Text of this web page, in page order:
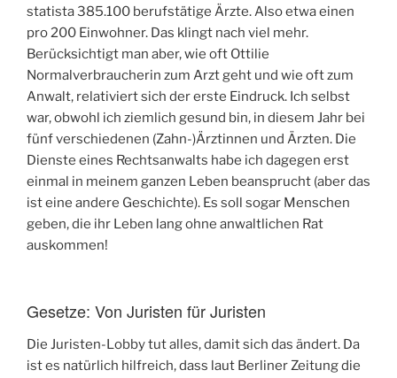
statista 385.100 berufstätige Ärzte. Also etwa einen
pro 200 Einwohner. Das klingt nach viel mehr.
Berücksichtigt man aber, wie oft Ottilie
Normalverbraucherin zum Arzt geht und wie oft zum
Anwalt, relativiert sich der erste Eindruck. Ich selbst
war, obwohl ich ziemlich gesund bin, in diesem Jahr bei
fünf verschiedenen (Zahn-)Ärztinnen und Ärzten. Die
Dienste eines Rechtsanwalts habe ich dagegen erst
einmal in meinem ganzen Leben beansprucht (aber das
ist eine andere Geschichte). Es soll sogar Menschen
geben, die ihr Leben lang ohne anwaltlichen Rat
auskommen!
Gesetze: Von Juristen für Juristen
Die Juristen-Lobby tut alles, damit sich das ändert. Da
ist es natürlich hilfreich, dass laut Berliner Zeitung die